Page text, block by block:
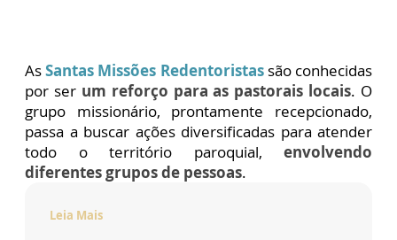
AsSantas Missões Redentoristassão conhecidas
por ser um reforço para as pastorais locais. O
grupo missionário, prontamente recepcionado,
passa a buscar ações diversificadas para atender
todo o território paroquial, envolvendo
diferentes grupos de pessoas.
Leia Mais